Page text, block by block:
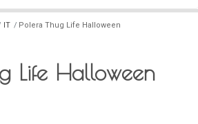
IT Polera Thug Life Halloween
Life Halloween